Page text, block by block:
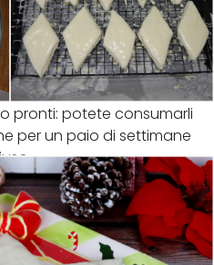
pronti: potete consumarli
per un paio di settimane